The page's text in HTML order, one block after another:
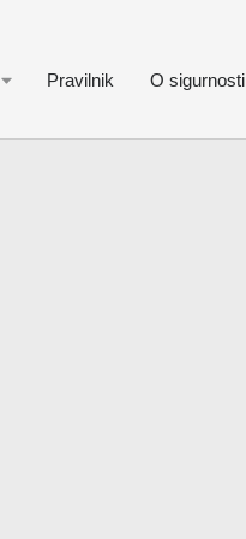
Pravilnik O sigurnosti